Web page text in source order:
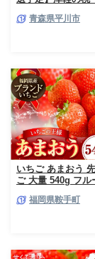
青森県平川市
いちご あまおう
ご 大量 540g フル
だもの 果物 福岡県
福岡県鞍手町